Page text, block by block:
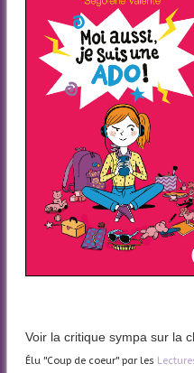
Voir la critique sympa sur la
Élu "Coup de coeur" par les